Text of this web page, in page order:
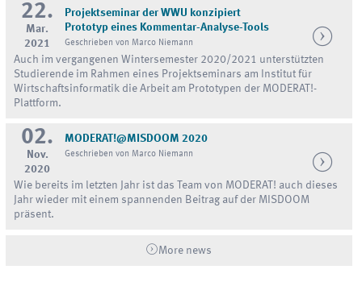
22.
Mar.
2021
Projektseminar der WWU konzipiert
Prototyp eines Kommentar-Analyse-Tools
Geschrieben von Marco Niemann
Auch im vergangenen Wintersemester 2020/2021 unterstützten
Studierende im Rahmen eines Projektseminars am Institut für
Wirtschaftsinformatik die Arbeit am Prototypen der MODERAT!-
Plattform.
02.
Nov.
2020
MODERAT!@MISDOOM 2020
Geschrieben von Marco Niemann
Wie bereits im letzten Jahr ist das Team von MODERAT! auch dieses
Jahr wieder mit einem spannenden Beitrag auf der MISDOOM
präsent.
More news